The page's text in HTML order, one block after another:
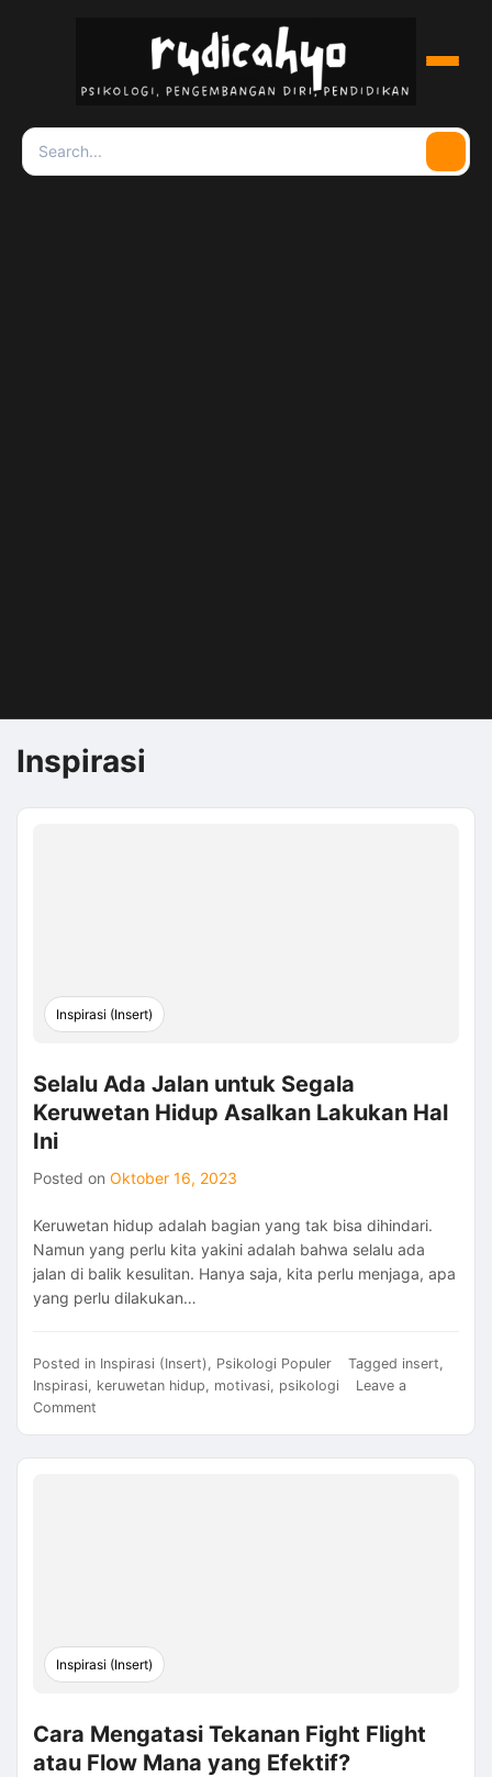
Menu
Search
for:
Inspirasi
Inspirasi (Insert)
Selalu Ada Jalan untuk Segala
Keruwetan Hidup Asalkan Lakukan Hal
Ini
Posted on Oktober 16, 2023
Keruwetan hidup adalah bagian yang tak bisa dihindari.
Namun yang perlu kita yakini adalah bahwa selalu ada
jalan di balik kesulitan. Hanya saja, kita perlu menjaga, apa
yang perlu dilakukan…
Posted in Inspirasi (Insert), Psikologi Populer Tagged insert,
Inspirasi, keruwetan hidup, motivasi, psikologi
Leave a
Comment
Ini
Inspirasi (Insert)
Cara Mengatasi Tekanan Fight Flight
atau Flow Mana yang Efektif?